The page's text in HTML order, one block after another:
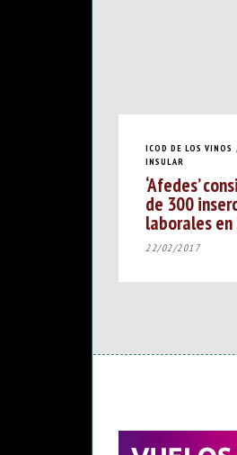
ICOD DE LOS VINOS
INSULAR
‘Afedes’
de 300
laborales
22/02/2017